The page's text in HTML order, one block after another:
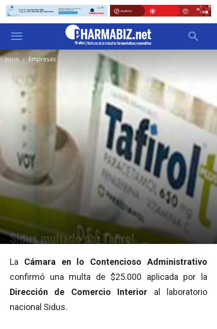
Inicio Empresas
Sidus multado por Tafirol
La Cámara en lo Contencioso Administrativo
confirmó una multa de $25.000 aplicada por la
Dirección de Comercio Interior al laboratorio
nacional Sidus.